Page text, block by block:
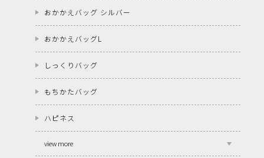
おかかえバッグ シルバー
おかかえバッグL
しっくりバッグ
もちかたバッグ
ハピネス
view more